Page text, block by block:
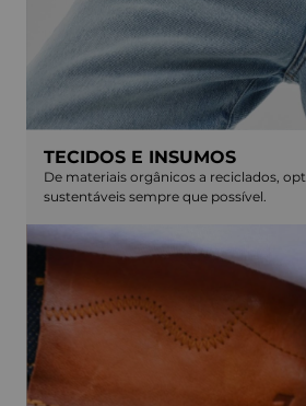
TECIDOS E INSUMOS
De materiais orgânicos a reciclados,
sustentáveis sempre que possível.